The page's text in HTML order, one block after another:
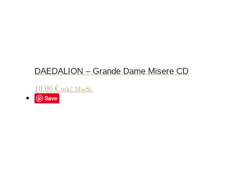
DAEDALION – Grande Dame Misere CD
10,00 € inkl. MwSt.
Save